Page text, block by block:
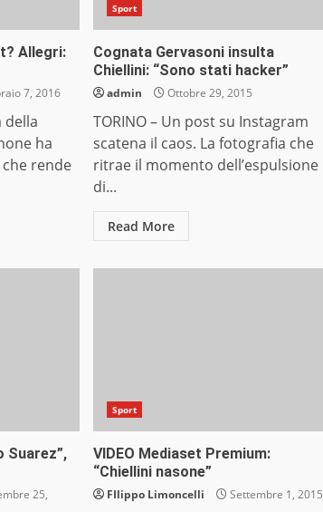
Allegri:
7, 2016
della
ha
rende
Sport
Cognata Gervasoni insulta
Chiellini: “Sono stati hacker”
admin Ottobre 29, 2015
TORINO – Un post su Instagram
scatena il caos. La fotografia che
ritrae il momento dell’espulsione
di...
Read More
Suarez”,
25,
Sport
VIDEO Mediaset Premium:
“Chiellini nasone”
FIlippo Limoncelli Settembre 1, 2015